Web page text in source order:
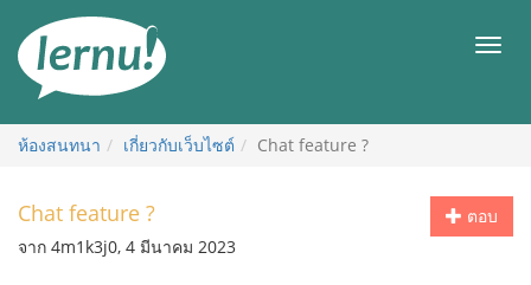
สารบัญ
เมนู
ห้องสนทนา เกี่ยวกับเว็บไซต์ Chat feature ?
ตอบ
Chat feature ?
จาก 4m1k3j0, 4 มีนาคม 2023